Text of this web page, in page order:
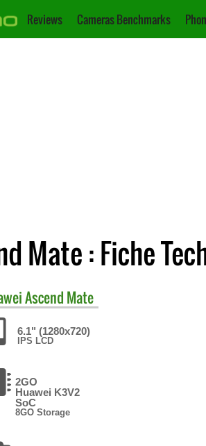
Reviews Cameras Benchmarks
Mate : Fiche
Ascend Mate
6.1" (1280x720)
IPS LCD
2GO
Huawei K3V2
SoC
8GO Storage